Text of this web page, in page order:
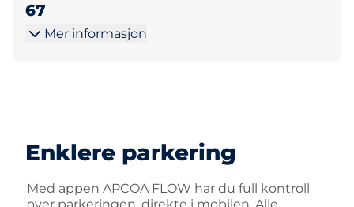
67
Mer informasjon
Enklere parkering
Med appen APCOA FLOW har du full kontroll